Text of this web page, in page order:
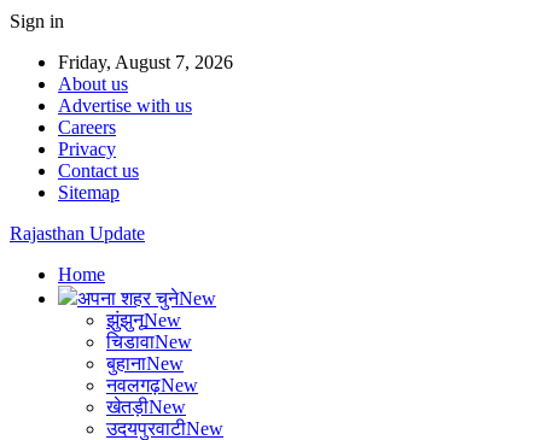
Sign in
Friday, August 7, 2026
About us
Advertise with us
Careers
Privacy
Contact us
Sitemap
Rajasthan Update
Home
अपना शहर चुनेNew
झुंझुनूNew
चिडावाNew
बुहानाNew
नवलगढ़New
खेतड़ीNew
उदयपुरवाटीNew